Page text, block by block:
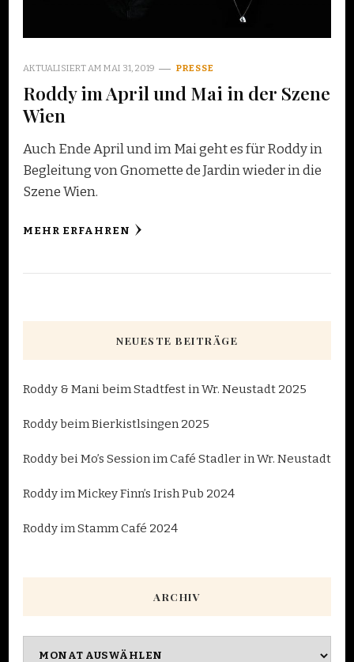
AKTUALISIERT AM MAI 31, 2019 PRESSE
Roddy im April und Mai in der Szene
Wien
Auch Ende April und im Mai geht es für Roddy in
Begleitung von Gnomette de Jardin wieder in die
Szene Wien.
MEHR ERFAHREN
NEUESTE BEITRÄGE
Roddy & Mani beim Stadtfest in Wr. Neustadt 2025
Roddy beim Bierkistlsingen 2025
Roddy bei Mo’s Session im Café Stadler in Wr. Neustadt
Roddy im Mickey Finn’s Irish Pub 2024
Roddy im Stamm Café 2024
ARCHIV